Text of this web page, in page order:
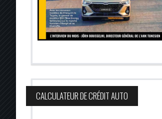
CALCULATEUR DE CRÉDIT AUTO